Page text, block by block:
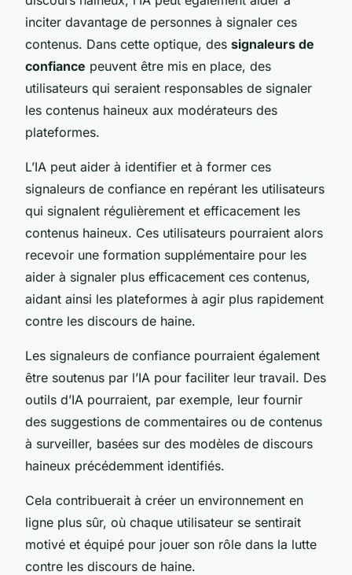
inciter davantage de personnes à signaler ces
contenus. Dans cette optique, des signaleurs de
confiance peuvent être mis en place, des
utilisateurs qui seraient responsables de signaler
les contenus haineux aux modérateurs des
plateformes.
L’IA peut aider à identifier et à former ces
signaleurs de confiance en repérant les utilisateurs
qui signalent régulièrement et efficacement les
contenus haineux. Ces utilisateurs pourraient alors
recevoir une formation supplémentaire pour les
aider à signaler plus efficacement ces contenus,
aidant ainsi les plateformes à agir plus rapidement
contre les discours de haine.
Les signaleurs de confiance pourraient également
être soutenus par l’IA pour faciliter leur travail. Des
outils d’IA pourraient, par exemple, leur fournir
des suggestions de commentaires ou de contenus
à surveiller, basées sur des modèles de discours
haineux précédemment identifiés.
Cela contribuerait à créer un environnement en
ligne plus sûr, où chaque utilisateur se sentirait
motivé et équipé pour jouer son rôle dans la lutte
contre les discours de haine.